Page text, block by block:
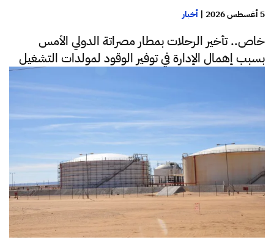
5 أغسطس 2026 | أخبار
خاص.. تأخير الرحلات بمطار مصراتة الدولي الأمس
بسبب إهمال الإدارة في توفير الوقود لمولدات التشغيل